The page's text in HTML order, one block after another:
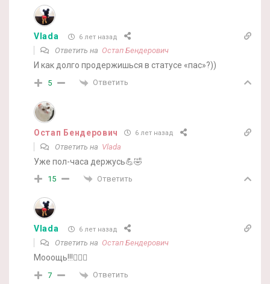
Vlada 6 лет назад
Ответить на Остап Бендерович
И как долго продержишься в статусе «пас»?))
5 Ответить
Остап Бендерович 6 лет назад
Ответить на Vlada
Уже пол-часа держусь💪🤣
15 Ответить
Vlada 6 лет назад
Ответить на Остап Бендерович
Мооощь!!!✊🏻😂
7 Ответить